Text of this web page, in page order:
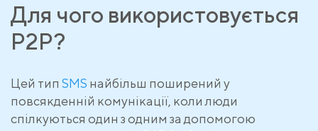
Для чого використовується
P2P?
Цей тип SMS найбільш поширений у
повсякденній комунікації, коли люди
спілкуються один з одним за допомогою